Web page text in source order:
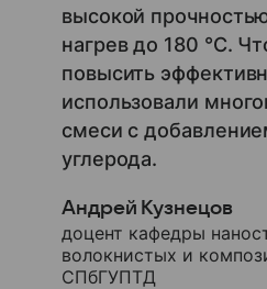
высокой
нагрев до 180 °С.
повысить
использовали
смеси с
углерода.
Андрей Кузнецов
доцент кафедры
волокнистых и
СПбГУПТД